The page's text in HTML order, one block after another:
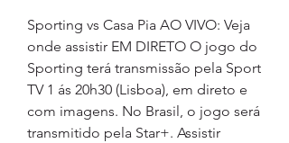
Sporting vs Casa Pia AO VIVO: Veja
onde assistir EM DIRETO O jogo do
Sporting terá transmissão pela Sport
TV 1 ás 20h30 (Lisboa), em direto e
com imagens. No Brasil, o jogo será
transmitido pela Star+. Assistir